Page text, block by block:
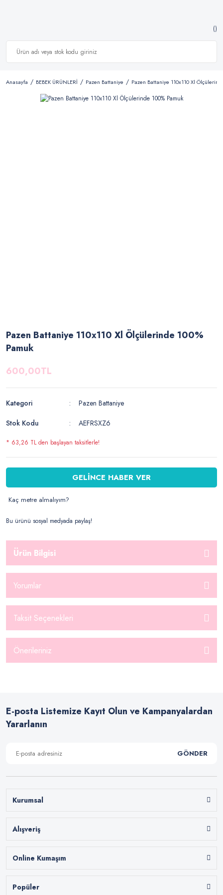
Anasayfa BEBEK ÜRÜNLERİ Pazen Battaniye Pazen Battaniye 110x110 Xl
Pazen Battaniye 110x110 Xl Ölçülerinde 100%
Pamuk
600,00TL
Kategori
Pazen Battaniye
Stok Kodu
AEFRSXZ6
* 63,26 TL den başlayan taksitlerle!
GELİNCE HABER VER
Kaç metre almalıyım?
Bu ürünü sosyal medyada paylaş!
Ürün Bilgisi
Yorumlar
Taksit Seçenekleri
Önerileriniz
E-posta Listemize Kayıt Olun ve Kampanyalardan
Yararlanın
GÖNDER
Kurumsal
Alışveriş
Online Kumaşım
Popüler